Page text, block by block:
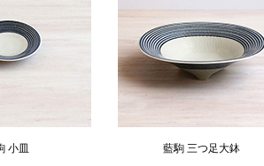
小皿 藍駒 三つ足大鉢